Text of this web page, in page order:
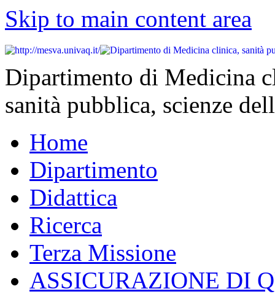
Skip to main content area
Dipartimento di Medicina
sanità pubblica, scienze
Home
Dipartimento
Didattica
Ricerca
Terza Missione
ASSICURAZIONE DI